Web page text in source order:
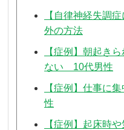
【自律神経失調
外の方法
【症例】朝起き
ない 10代男性
【症例】仕事に
性
【症例】起床時